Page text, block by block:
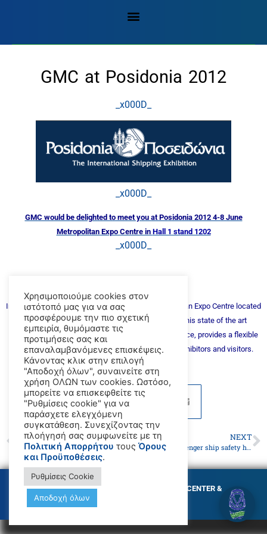
GMC at Posidonia 2012
_x000D_
_x000D_
GMC would be delighted to meet you at Posidonia 2012 4-8 June
Metropolitan Expo Centre in Hall 1 stand 1202
_x000D_
In 2012 Posidonia relocates to the exciting Metropolitan Expo Centre located
within the Athens International Airport complex. This state of the art
exhibition centre, the largest exhibition venue in Greece, provides a flexible
and functional environment for Posidonia and its exhibitors and visitors.
The Posidonia exhibition will
PREVIOUS
GMC has been approved by Liberia Maritime Authority
NEXT
Piracy and passenger ship safety high on agenda of IMO’s Maritime Safety Committee
© Copyright GMC MARITIME TRAINING CENTER &
MARITIME ACADEMY 2026
Χρησιμοποιούμε cookies στον
ιστότοπό μας για να σας
προσφέρουμε την πιο σχετική
εμπειρία, θυμόμαστε τις
προτιμήσεις σας και
επαναλαμβανόμενες επισκέψεις.
Κάνοντας κλικ στην επιλογή
"Αποδοχή όλων", συναινείτε στη
χρήση ΟΛΩΝ των cookies. Ωστόσο,
μπορείτε να επισκεφθείτε τις
"Ρυθμίσεις cookie" για να
παράσχετε ελεγχόμενη
συγκατάθεση. Συνεχίζοντας την
πλοήγησή σας συμφωνείτε με τη
Πολιτική Απορρήτου τους Όρους
και Προϋποθέσεις.
Ρυθμίσεις Cookie
Αποδοχή όλων